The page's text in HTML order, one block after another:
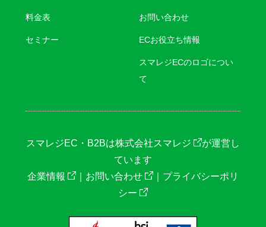
料金表
セミナー
お問い合わせ
ECお役立ち情報
スマレジECのロゴについ
て
スマレジEC・B2Bは株式会社スマレジ
が運営し
ています
企業情報
｜ お問い合わせ ｜ プライバシーポリ
シー